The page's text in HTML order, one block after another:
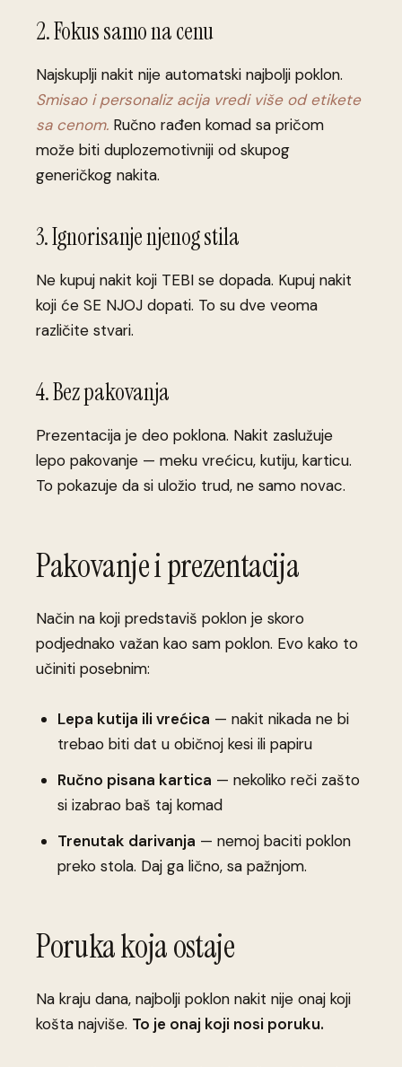
2. Fokus samo na cenu
Najskuplji nakit nije automatski najbolji poklon.
Smisao i personaliz acija vredi više od etikete
sa cenom. Ručno rađen komad sa pričom
može biti duplozemotivniji od skupog
generičkog nakita.
3. Ignorisanje njenog stila
Ne kupuj nakit koji TEBI se dopada. Kupuj nakit
koji će SE NJOJ dopati. To su dve veoma
različite stvari.
4. Bez pakovanja
Prezentacija je deo poklona. Nakit zaslužuje
lepo pakovanje — meku vrećicu, kutiju, karticu.
To pokazuje da si uložio trud, ne samo novac.
Pakovanje i prezentacija
Način na koji predstaviš poklon je skoro
podjednako važan kao sam poklon. Evo kako to
učiniti posebnim:
Lepa kutija ili vrećica — nakit nikada ne bi
trebao biti dat u običnoj kesi ili papiru
Ručno pisana kartica — nekoliko reči zašto
si izabrao baš taj komad
Trenutak darivanja — nemoj baciti poklon
preko stola. Daj ga lično, sa pažnjom.
Poruka koja ostaje
Na kraju dana, najbolji poklon nakit nije onaj koji
košta najviše. To je onaj koji nosi poruku.